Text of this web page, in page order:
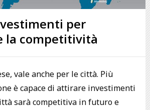
per
la competitività
vale anche per le città. Più
è capace di attirare investimenti
sarà competitiva in futuro e